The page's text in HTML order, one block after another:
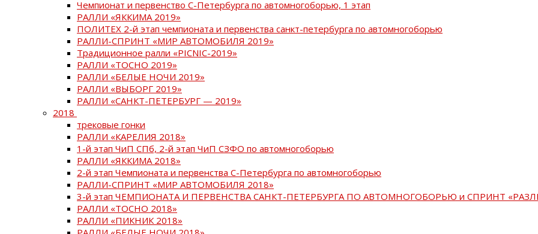
Чемпионат и первенство С-Петербурга по автомногоборью, 1 этап
РАЛЛИ «ЯККИМА 2019»
ПОЛИТЕХ 2-й этап чемпионата и первенства санкт-петербурга по автомногоборью
РАЛЛИ-СПРИНТ «МИР АВТОМОБИЛЯ 2019»
Традиционное ралли «PICNIC-2019»
РАЛЛИ «ТОСНО 2019»
РАЛЛИ «БЕЛЫЕ НОЧИ 2019»
РАЛЛИ «ВЫБОРГ 2019»
РАЛЛИ «САНКТ-ПЕТЕРБУРГ — 2019»
2018
трековые гонки
РАЛЛИ «КАРЕЛИЯ 2018»
1-й этап ЧиП СПб, 2-й этап ЧиП СЗФО по автомногоборью
РАЛЛИ «ЯККИМА 2018»
2-й этап Чемпионата и первенства С-Петербурга по автомногоборью
РАЛЛИ-СПРИНТ «МИР АВТОМОБИЛЯ 2018»
3-й этап ЧЕМПИОНАТА И ПЕРВЕНСТВА САНКТ-ПЕТЕРБУРГА ПО АВТОМНОГОБОРЬЮ и СПРИНТ
РАЛЛИ «ТОСНО 2018»
РАЛЛИ «ПИКНИК 2018»